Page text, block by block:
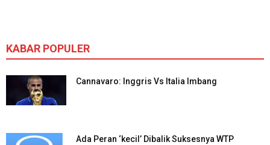
KABAR POPULER
Cannavaro: Inggris Vs Italia Imbang
Ada Peran ‘kecil’ Dibalik Suksesnya WTP